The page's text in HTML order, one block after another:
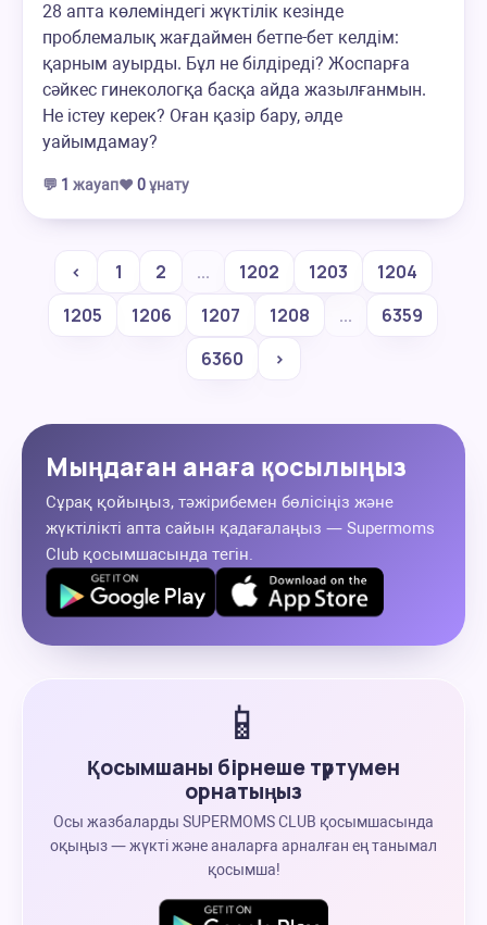
28 апта көлеміндегі жүктілік кезінде
проблемалық жағдаймен бетпе-бет келдім:
қарным ауырды. Бұл не білдіреді? Жоспарға
сәйкес гинекологқа басқа айда жазылғанмын.
Не істеу керек? Оған қазір бару, әлде
уайымдамау?
💬 1 жауап❤️ 0ұнату
‹ 1 2 ... 1202 1203
1204
1205
1206 1207 1208 ...
6359
6360
›
Мыңдаған анаға қосылыңыз
Сұрақ қойыңыз, тәжірибемен бөлісіңіз және
жүктілікті апта сайын қадағалаңыз — Supermoms
Club қосымшасында тегін.
📱
Қосымшаны бірнеше түртумен
орнатыңыз
Осы жазбаларды SUPERMOMS CLUB қосымшасында
оқыңыз — жүкті және аналарға арналған ең танымал
қосымша!